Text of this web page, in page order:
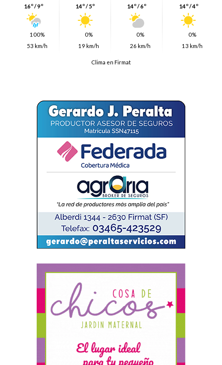
16º / 9º
100%
53 km/h
14º / 5º
0%
19 km/h
14º / 6º
0%
26 km/h
14º / 4º
0%
13 km/h
Clima en Firmat